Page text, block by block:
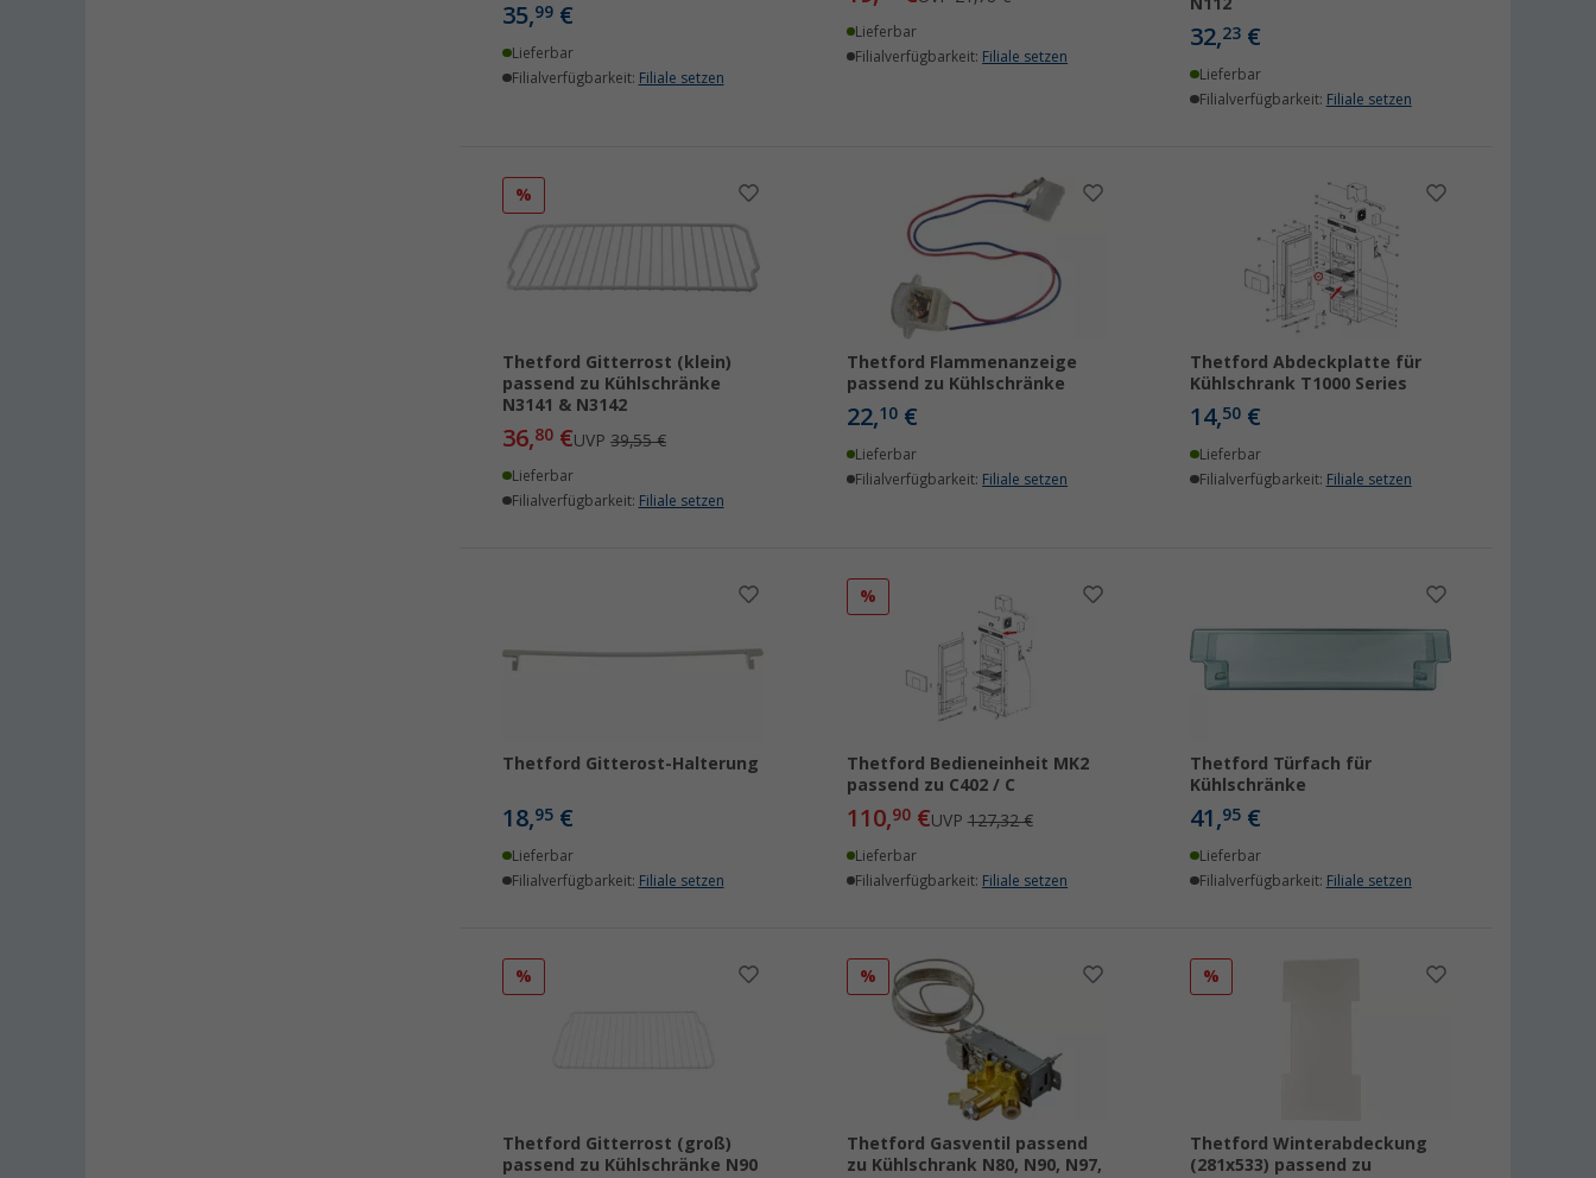
35,99 €
Lieferbar
Filialverfügbarkeit: Filiale setzen
Lieferbar
Filialverfügbarkeit: Filiale setzen
32,23 €
Lieferbar
Filialverfügbarkeit: Filiale setzen
%
Thetford Gitterrost (klein)
passend zu Kühlschränke
N3141 & N3142
36,80 €UVP39,55 €
Lieferbar
Filialverfügbarkeit: Filiale setzen
Thetford Flammenanzeige
passend zu Kühlschränke
22,10€
Lieferbar
Filialverfügbarkeit: Filiale setzen
Thetford Abdeckplatte für
Kühlschrank T1000 Series
14,50 €
Lieferbar
Filialverfügbarkeit: Filiale setzen
Thetford Gitterost-Halterung
18,95 €
Lieferbar
Filialverfügbarkeit: Filiale setzen
%
Thetford Bedieneinheit MK2
passend zu C402 / C
110,90€UVP127,32 €
Lieferbar
Filialverfügbarkeit: Filiale setzen
Thetford Türfach für
Kühlschränke
41,95 €
Lieferbar
Filialverfügbarkeit: Filiale setzen
%
Thetford Gitterrost (groß)
passend zu Kühlschränke N90
%
Thetford Gasventil passend
zu Kühlschrank N80, N90, N97,
%
Thetford Winterabdeckung
(281x533) passend zu